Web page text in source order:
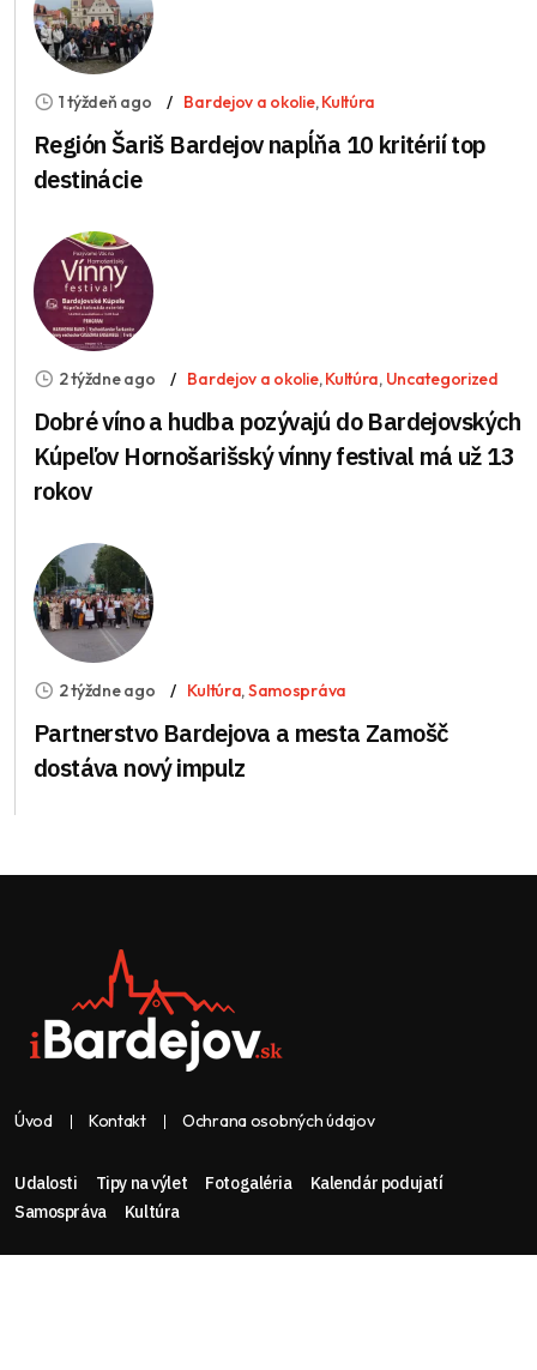
1 týždeň ago Bardejov a okolie,Kultúra
Región Šariš Bardejov napĺňa 10 kritérií top
destinácie
2 týždne ago Bardejov a okolie,Kultúra, Uncategorized
Dobré víno a hudba pozývajú do Bardejovských
Kúpeľov Hornošarišský vínny festival má už 13
rokov
2 týždne ago Kultúra,Samospráva
Partnerstvo Bardejova a mesta Zamošč
dostáva nový impulz
Úvod Kontakt Ochrana osobných údajov
Udalosti Tipy na výlet Fotogaléria
Kalendár podujatí
Samospráva
Kultúra